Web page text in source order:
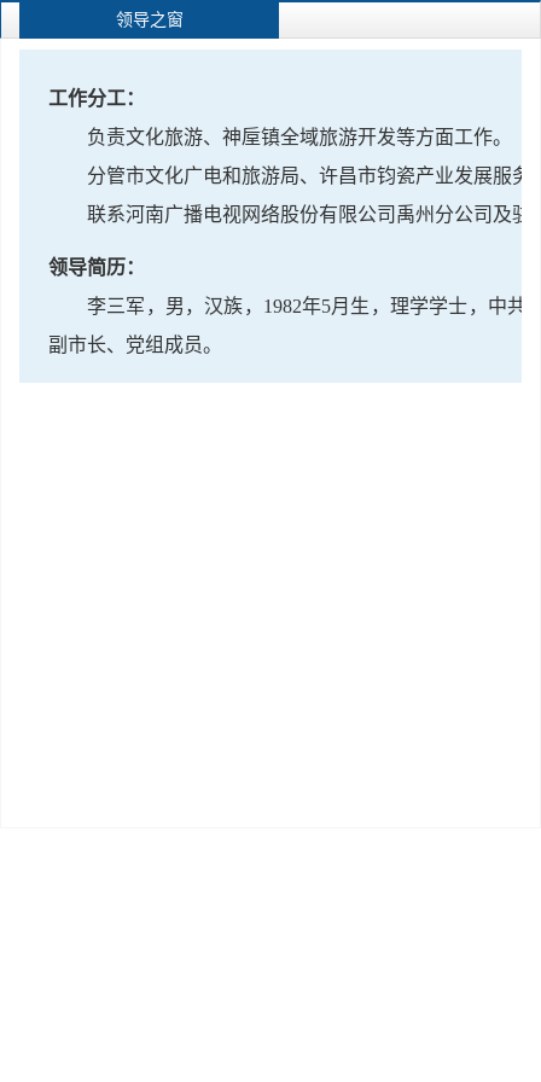
领导之窗
工作分工：
负责文化旅游、神垕镇全域旅游开发等方面工作。
分管市文化广电和旅游局、许昌市钧瓷产业发展服务
联系河南广播电视网络股份有限公司禹州分公司及驻
领导简历：
李三军，男，汉族，1982年5月生，理学学士，中共
副市长、党组成员。